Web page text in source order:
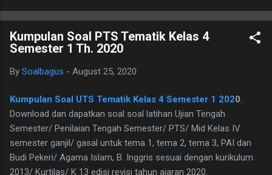
B. Ind Kelas 7 ini terdiri dari 25 butir soal, 20 pilihan ganda dan 5
essay. Berikut adalah kunci jawaban yg dimaksud, adapun
naskah soalnya silahkan di download saja pada tautan dibawah
ini. I. PILIHAN GANDA 1. D 2. A 3. C 4. B 5. B 6. B 7. C 8. A 9. D
II.URAIAN 1. Judul Berita, Teras Berita, dan Isi Berita 2. Judul
buku, nama pembuat buku dan logo penerbit 3. a.
mengungkapkan perasaan, b. menyampaikan i...
Kumpulan Soal PTS Tematik Kelas 4
Semester 1 Th. 2020
By Soalbagus - August 25, 2020
Kumpulan Soal UTS Tematik Kelas 4 Semester 1 2020.
Download dan dapatkan soal soal latihan Ujian Tengah
Semester/ Penilaian Tengah Semester/ PTS/ Mid Kelas IV
semester ganjil/ gasal untuk tema 1, tema 2, tema 3, PAI dan
Budi Pekeri/ Agama Islam, B. Inggris sesuai dengan kurikulum
2013/ Kurtilas/ K 13 edisi revisi tahun ajaran 2020.